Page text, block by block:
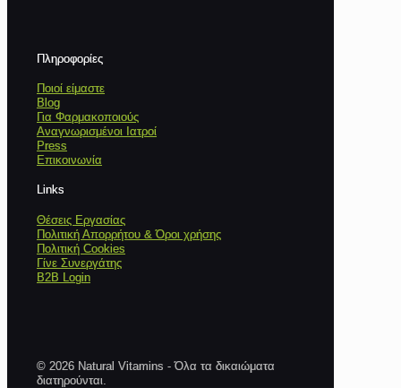
Πληροφορίες
Ποιοί είμαστε
Blog
Για Φαρμακοποιούς
Αναγνωρισμένοι Ιατροί
Press
Επικοινωνία
Links
Θέσεις Εργασίας
Πολιτική Απορρήτου & Όροι χρήσης
Πολιτική Cookies
Γίνε Συνεργάτης
B2B Login
© 2026 Natural Vitamins - Όλα τα δικαιώματα
διατηρούνται.